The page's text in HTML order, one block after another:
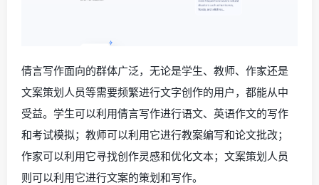
倩言写作面向的群体广泛，无论是学生、教师、作家还是
文案策划人员等需要频繁进行文字创作的用户，都能从中
受益。学生可以利用倩言写作进行语文、英语作文的写作
和考试模拟；教师可以利用它进行教案编写和论文批改；
作家可以利用它寻找创作灵感和优化文本；文案策划人员
则可以利用它进行文案的策划和写作。